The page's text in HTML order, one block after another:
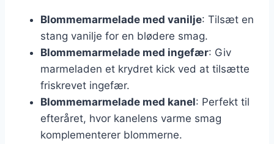
Blommemarmelade med vanilje: Tilsæt en
stang vanilje for en blødere smag.
Blommemarmelade med ingefær: Giv
marmeladen et krydret kick ved at tilsætte
friskrevet ingefær.
Blommemarmelade med kanel: Perfekt til
efteråret, hvor kanelens varme smag
komplementerer blommerne.